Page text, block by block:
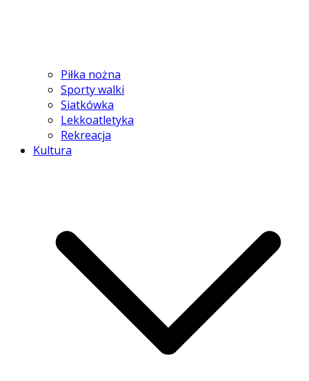
Piłka nożna
Sporty walki
Siatkówka
Lekkoatletyka
Rekreacja
Kultura